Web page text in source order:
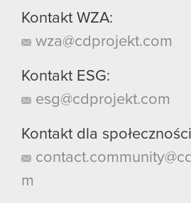
Kontakt WZA:
wza@cdprojekt.com
Kontakt ESG:
esg@cdprojekt.com
Kontakt dla
m